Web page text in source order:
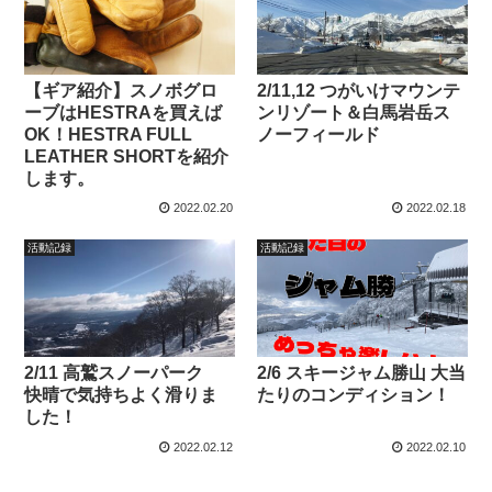
【ギア紹介】スノボグロ
ーブはHESTRAを買えば
OK！HESTRA FULL
LEATHER SHORTを紹介
します。
2022.02.20
2/11,12 つがいけマウンテ
ンリゾート＆白馬岩岳ス
ノーフィールド
2022.02.18
活動記録
2/11 高鷲スノーパーク
快晴で気持ちよく滑りま
した！
2022.02.12
活動記録
2/6 スキージャム勝山 大当
たりのコンディション！
2022.02.10